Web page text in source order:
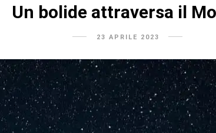
Un bolide attraversa il
23 APRILE 2023